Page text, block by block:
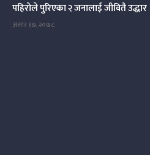
पहिरोले पुरिएका २ जनालाई जीवितै उद्धार
असार १७, २०७८